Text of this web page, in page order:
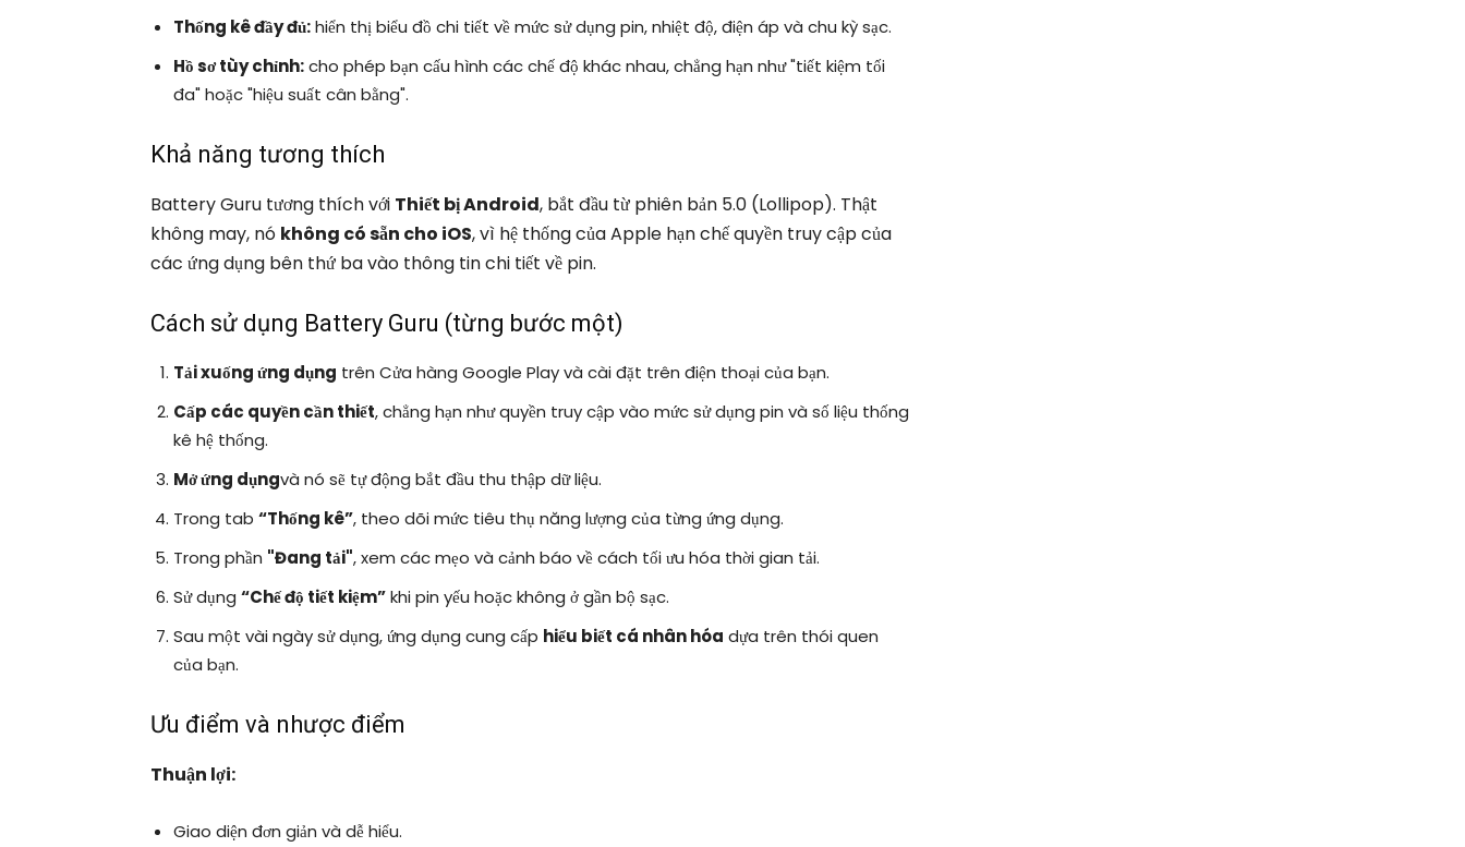
Thống kê đầy đủ:hiển thị biểu đồ chi tiết về mức sử dụng pin, nhiệt độ, điện áp và chu kỳ sạc.
Hồ sơ tùy chỉnh:cho phép bạn cấu hình các chế độ khác nhau, chẳng hạn như "tiết kiệm tối
đa" hoặc "hiệu suất cân bằng".
Khả năng tương thích
Battery Guru tương thích với Thiết bị Android, bắt đầu từ phiên bản 5.0 (Lollipop). Thật
không may, nó không có sẵn cho iOS, vì hệ thống của Apple hạn chế quyền truy cập của
các ứng dụng bên thứ ba vào thông tin chi tiết về pin.
Cách sử dụng Battery Guru (từng bước một)
Tải xuống ứng dụng trên Cửa hàng Google Play và cài đặt trên điện thoại của bạn.
Cấp các quyền cần thiết, chẳng hạn như quyền truy cập vào mức sử dụng pin và số liệu thống
kê hệ thống.
Mở ứng dụngvà nó sẽ tự động bắt đầu thu thập dữ liệu.
Trong tab “Thống kê”, theo dõi mức tiêu thụ năng lượng của từng ứng dụng.
Trong phần "Đang tải", xem các mẹo và cảnh báo về cách tối ưu hóa thời gian tải.
Sử dụng “Chế độ tiết kiệm”khi pin yếu hoặc không ở gần bộ sạc.
Sau một vài ngày sử dụng, ứng dụng cung cấp hiểu biết cá nhân hóa dựa trên thói quen
của bạn.
Ưu điểm và nhược điểm
Thuận lợi:
Giao diện đơn giản và dễ hiểu.